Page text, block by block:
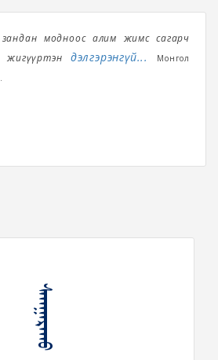
модноос алим жимс сагарч
жигүүртэн дэлгэрэнгүй...
Монгол
ᠰᠠᠭᠭᠠᠷᠠᠬᠤ